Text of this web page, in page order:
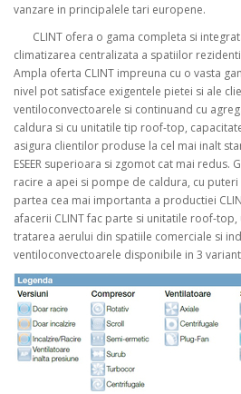
vanzare in principalele tari europene.
CLINT ofera o gama completa si
climatizarea centralizata a spatiilor
Ampla oferta CLINT impreuna cu o vasta
nivel pot satisface exigentele pietei si ale
ventiloconvectoarele si continuand cu
caldura si cu unitatile tip roof-top,
asigura clientilor produse la cel mai inalt
ESEER superioara si zgomot cat mai redus.
racire a apei si pompe de caldura, cu
partea cea mai importanta a productiei
afacerii CLINT fac parte si unitatile roof-
tratarea aerului din spatiile comerciale si
ventiloconvectoarele disponibile in 3